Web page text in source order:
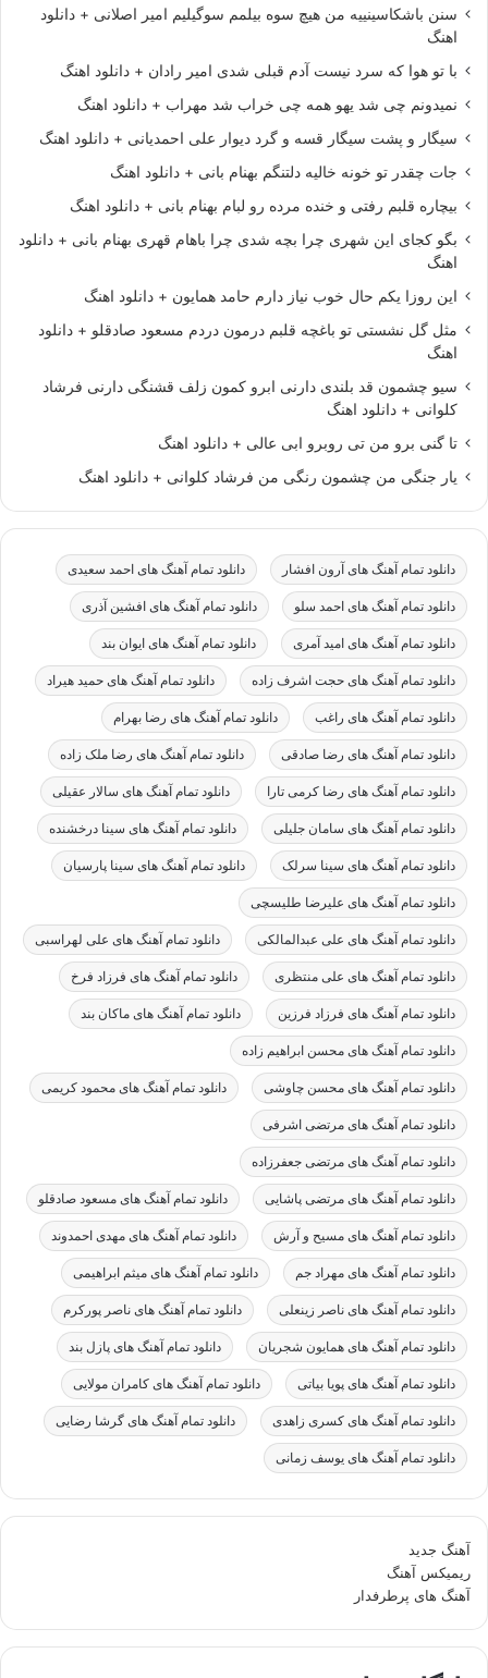
سنن باشکاسینییه من هیچ سوه بیلمم سوگیلیم امیر اصلانی + دانلود
اهنگ
با تو هوا که سرد نیست آدم قبلی شدی امیر رادان + دانلود اهنگ
نمیدونم چی شد یهو همه چی خراب شد مهراب + دانلود اهنگ
سیگار و پشت سیگار قسه و گرد دیوار علی احمدیانی + دانلود اهنگ
جات چقدر تو خونه خالیه دلتنگم بهنام بانی + دانلود اهنگ
بیچاره قلبم رفتی و خنده مرده رو لبام بهنام بانی + دانلود اهنگ
بگو کجای این شهری چرا بچه شدی چرا باهام قهری بهنام بانی + دانلود
اهنگ
این روزا یکم حال خوب نیاز دارم حامد همایون + دانلود اهنگ
مثل گل نشستی تو باغچه قلبم درمون دردم مسعود صادقلو + دانلود
اهنگ
سیو چشمون قد بلندی دارنی ابرو کمون زلف قشنگی دارنی فرشاد
کلوانی + دانلود اهنگ
تا گنی برو من تی روبرو ابی عالی + دانلود اهنگ
یار جنگی من چشمون رنگی من فرشاد کلوانی + دانلود اهنگ
دانلود تمام آهنگ های آرون افشار دانلود تمام آهنگ های احمد سعیدی
دانلود تمام آهنگ های احمد سلو دانلود تمام آهنگ های افشین آذری
دانلود تمام آهنگ های امید آمری دانلود تمام آهنگ های ایوان بند
دانلود تمام آهنگ های حجت اشرف زاده دانلود تمام آهنگ های حمید هیراد
دانلود تمام آهنگ های راغب دانلود تمام آهنگ های رضا بهرام
دانلود تمام آهنگ های رضا صادقی دانلود تمام آهنگ های رضا ملک زاده
دانلود تمام آهنگ های رضا کرمی تارا دانلود تمام آهنگ های سالار عقیلی
دانلود تمام آهنگ های سامان جلیلی دانلود تمام آهنگ های سینا درخشنده
دانلود تمام آهنگ های سینا سرلک دانلود تمام آهنگ های سینا پارسیان
دانلود تمام آهنگ های علیرضا طلیسچی
دانلود تمام آهنگ های علی عبدالمالکی دانلود تمام آهنگ های علی لهراسبی
دانلود تمام آهنگ های علی منتظری دانلود تمام آهنگ های فرزاد فرخ
دانلود تمام آهنگ های فرزاد فرزین دانلود تمام آهنگ های ماکان بند
دانلود تمام آهنگ های محسن ابراهیم زاده
دانلود تمام آهنگ های محسن چاوشی دانلود تمام آهنگ های محمود کریمی
دانلود تمام آهنگ های مرتضی اشرفی
دانلود تمام آهنگ های مرتضی جعفرزاده
دانلود تمام آهنگ های مرتضی پاشایی دانلود تمام آهنگ های مسعود صادقلو
دانلود تمام آهنگ های مسیح و آرش دانلود تمام آهنگ های مهدی احمدوند
دانلود تمام آهنگ های مهراد جم دانلود تمام آهنگ های میثم ابراهیمی
دانلود تمام آهنگ های ناصر زینعلی دانلود تمام آهنگ های ناصر پورکرم
دانلود تمام آهنگ های همایون شجریان دانلود تمام آهنگ های پازل بند
دانلود تمام آهنگ های پویا بیاتی دانلود تمام آهنگ های کامران مولایی
دانلود تمام آهنگ های کسری زاهدی دانلود تمام آهنگ های گرشا رضایی
دانلود تمام آهنگ های یوسف زمانی
آهنگ جدید
ریمیکس آهنگ
آهنگ های پرطرفدار